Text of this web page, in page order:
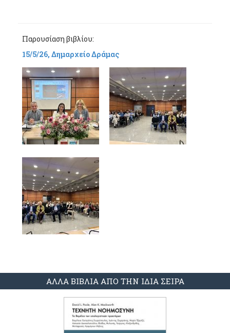
Παρουσίαση βιβλίου:
15/5/26, Δημαρχείο Δράμας
ΑΛΛΑ ΒΙΒΛΙΑ ΑΠΟ ΤΗΝ ΙΔΙΑ ΣΕΙΡΑ